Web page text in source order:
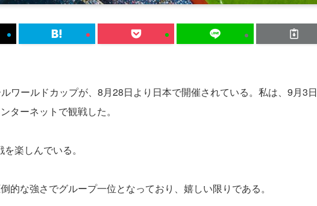
ワールドカップが、8月28日より日本で開催されている。私は、9月3日
ターネットで観戦した。
楽しんでいる。
的な強さでグループ一位となっており、嬉しい限りである。